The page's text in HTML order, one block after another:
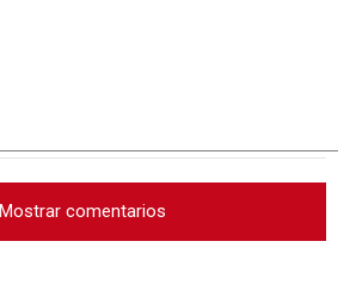
Mostrar comentarios